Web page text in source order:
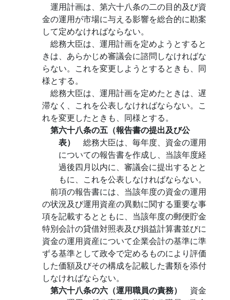
運用計画は、第六十八条の二の目的及び資
金の運用が市場に与える影響を総合的に勘案
して定めなければならない。
総務大臣は、運用計画を定めようとすると
きは、あらかじめ審議会に諮問しなければな
らない。これを変更しようとするときも、同
様とする。
総務大臣は、運用計画を定めたときは、遅
滞なく、これを公表しなければならない。こ
れを変更したときも、同様とする。
第六十八条の五（報告書の提出及び公
表） 総務大臣は、毎年度、資金の運用
についての報告書を作成し、当該年度経
過後四月以内に、審議会に提出するとと
もに、これを公表しなければならない。
前項の報告書には、当該年度の資金の運用
の状況及び運用資産の異動に関する重要な事
項を記載するとともに、当該年度の郵便貯金
特別会計の貸借対照表及び損益計算書並びに
資金の運用資産について企業会計の基準に準
ずる基準として政令で定めるものにより評価
した価額及びその構成を記載した書類を添付
しなければならない。
第六十八条の六（運用職員の責務） 資金